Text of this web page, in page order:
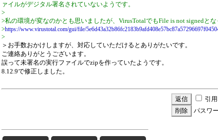
ァイルがデジタル署名されていないようです。
>
>私の環境が変なのかとも思いましたが、VirusTotalでもFile is not signedと
>https://www.virustotal.com/gui/file/
>
＞お手数おかけしますが、対応していただけるとありがたいです。
ご連絡ありがとうございます。
誤って未署名の実行ファイルでzipを作っていたようです。
8.12.9で修正しました。
引
パスワ